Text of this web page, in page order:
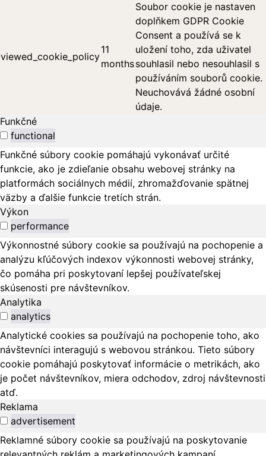
viewed_cookie_policy
11
months
Soubor cookie je nastaven
doplňkem GDPR Cookie
Consent a používá se k
uložení toho, zda uživatel
souhlasil nebo nesouhlasil s
používáním souborů cookie.
Neuchovává žádné osobní
údaje.
Funkčné
functional
Funkčné súbory cookie pomáhajú vykonávať určité
funkcie, ako je zdieľanie obsahu webovej stránky na
platformách sociálnych médií, zhromažďovanie spätnej
väzby a ďalšie funkcie tretích strán.
Výkon
performance
Výkonnostné súbory cookie sa používajú na pochopenie a
analýzu kľúčových indexov výkonnosti webovej stránky,
čo pomáha pri poskytovaní lepšej používateľskej
skúsenosti pre návštevníkov.
Analytika
analytics
Analytické cookies sa používajú na pochopenie toho, ako
návštevníci interagujú s webovou stránkou. Tieto súbory
cookie pomáhajú poskytovať informácie o metrikách, ako
je počet návštevníkov, miera odchodov, zdroj návštevnosti
atď.
Reklama
advertisement
Reklamné súbory cookie sa používajú na poskytovanie